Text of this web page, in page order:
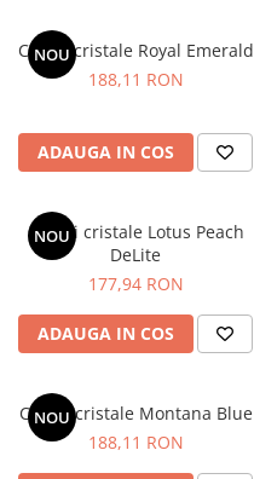
NOU
Cercei cristale Royal Emerald
188,11 RON
ADAUGA IN COS
NOU
Cercei cristale Lotus Peach
DeLite
177,94 RON
ADAUGA IN COS
NOU
Cercei cristale Montana Blue
188,11 RON